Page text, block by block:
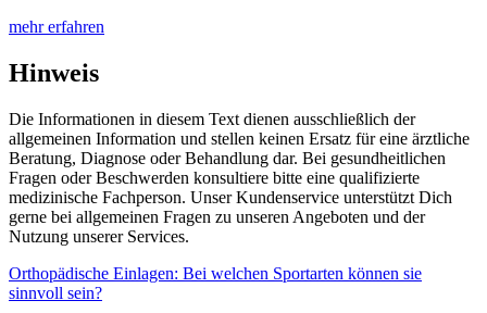
mehr erfahren
Hinweis
Die Informationen in diesem Text dienen ausschließlich der
allgemeinen Information und stellen keinen Ersatz für eine ärztliche
Beratung, Diagnose oder Behandlung dar. Bei gesundheitlichen
Fragen oder Beschwerden konsultiere bitte eine qualifizierte
medizinische Fachperson. Unser Kundenservice unterstützt Dich
gerne bei allgemeinen Fragen zu unseren Angeboten und der
Nutzung unserer Services.
Orthopädische Einlagen: Bei welchen Sportarten können sie
sinnvoll sein?